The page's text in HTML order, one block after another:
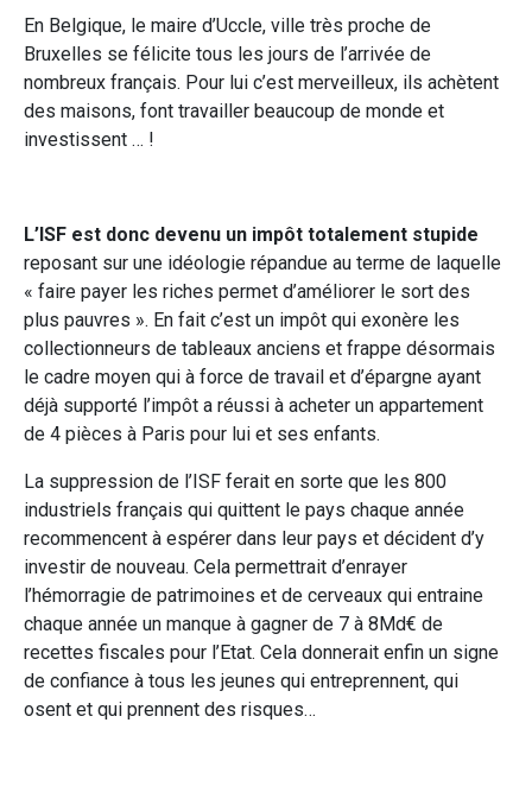
En Belgique, le maire d’Uccle, ville très proche de
Bruxelles se félicite tous les jours de l’arrivée de
nombreux français. Pour lui c’est merveilleux, ils achètent
des maisons, font travailler beaucoup de monde et
investissent … !
L’ISF est donc devenu un impôt totalement stupide
reposant sur une idéologie répandue au terme de laquelle
« faire payer les riches permet d’améliorer le sort des
plus pauvres ». En fait c’est un impôt qui exonère les
collectionneurs de tableaux anciens et frappe désormais
le cadre moyen qui à force de travail et d’épargne ayant
déjà supporté l’impôt a réussi à acheter un appartement
de 4 pièces à Paris pour lui et ses enfants.
La suppression de l’ISF ferait en sorte que les 800
industriels français qui quittent le pays chaque année
recommencent à espérer dans leur pays et décident d’y
investir de nouveau. Cela permettrait d’enrayer
l’hémorragie de patrimoines et de cerveaux qui entraine
chaque année un manque à gagner de 7 à 8Md€ de
recettes fiscales pour l’Etat. Cela donnerait enfin un signe
de confiance à tous les jeunes qui entreprennent, qui
osent et qui prennent des risques…